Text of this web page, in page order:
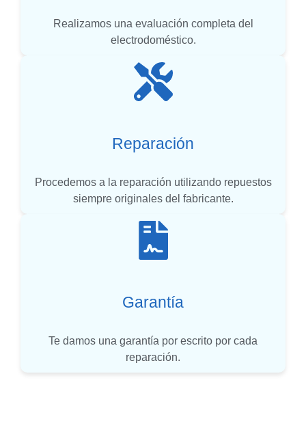
Realizamos una evaluación completa del
electrodoméstico.
Reparación
Procedemos a la reparación utilizando repuestos
siempre originales del fabricante.
Garantía
Te damos una garantía por escrito por cada
reparación.